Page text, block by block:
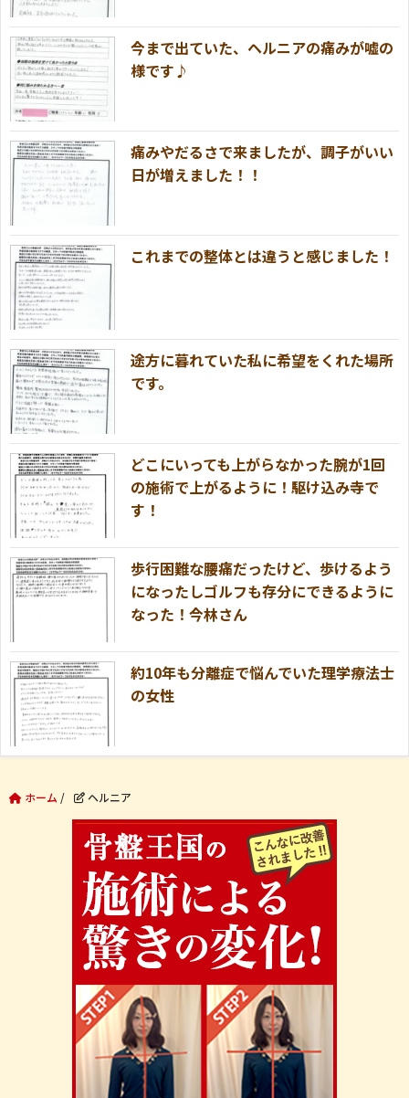
今まで出ていた、ヘルニアの痛みが嘘の
様です♪
痛みやだるさで来ましたが、調子がいい
日が増えました！！
これまでの整体とは違うと感じました！
途方に暮れていた私に希望をくれた場所
です。
どこにいっても上がらなかった腕が1回
の施術で上がるように！駆け込み寺で
す！
歩行困難な腰痛だったけど、歩けるよう
になったしゴルフも存分にできるように
なった！今林さん
約10年も分離症で悩んでいた理学療法士
の女性
ホーム / ヘルニア